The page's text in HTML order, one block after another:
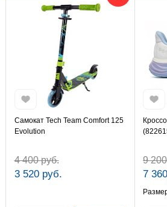
Самокат Tech Team Comfort 125
Evolution
4 400 руб.
3 520 руб.
9
7